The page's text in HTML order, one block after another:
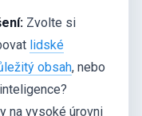
Zvolte si
lidské
obsah, nebo
na vysoké úrovni